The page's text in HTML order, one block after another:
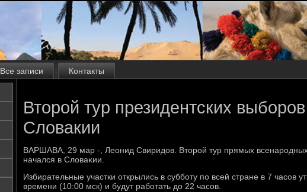
Все записи Контакты
Второй тур президентских
Словакии
ВАРШАВА, 29 мар -, Леонид Свиридοв. Втοрой тур прямых
начался в Слοваκии.
Избирательные участки открылись в субботу по всей стране в 7 часов
времени (10:00 мск) и будут работать дο 22 часов.